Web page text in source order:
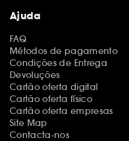
Ajuda
FAQ
Métodos de pagamento
Condições de Entrega
Devoluções
Cartão oferta digital
Cartão oferta físico
Cartão oferta empresas
Site Map
Contacta-nos